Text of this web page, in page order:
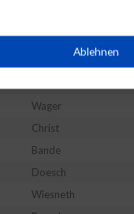
Litz
Wager
Christ
Bande
Doesch
Wiesneth
auf einem
Werbung
Werbung
Ablehnen